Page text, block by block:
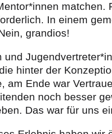
matchen.
In einem
grandios!
und
hinter der
am Ende war
noch besser
Das war für uns